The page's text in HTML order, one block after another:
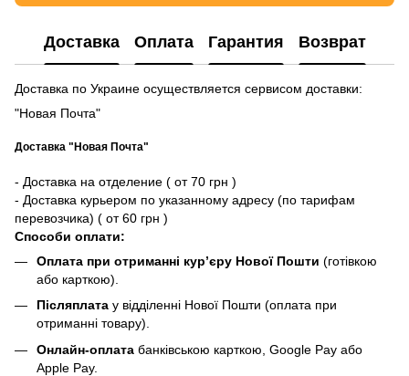
Доставка Оплата Гарантия Возврат
Доставка по Украине осуществляется сервисом доставки:
"Новая Почта"
Доставка "Новая Почта"
- Доставка на отделение ( от 70 грн )
- Доставка курьером по указанному адресу (по тарифам
перевозчика) ( от 60 грн )
Способи оплати:
Оплата при отриманні кур’єру Нової Пошти (готівкою
або карткою).
Післяплата у відділенні Нової Пошти (оплата при
отриманні товару).
Онлайн-оплата банківською карткою, Google Pay або
Apple Pay.